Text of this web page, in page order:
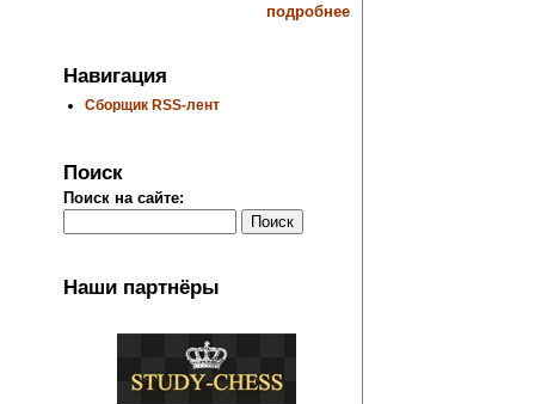
подробнее
Навигация
Сборщик RSS-лент
Поиск
Поиск на сайте:
Наши партнёры